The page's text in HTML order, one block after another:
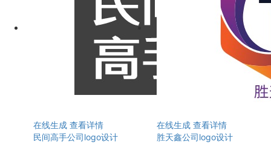
在线生成 查看详情
民间高手公司logo设计
在线生成 查看详情
胜天鑫公司logo设计